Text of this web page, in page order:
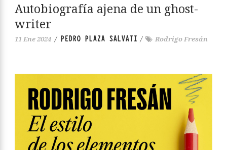
Autobiografía ajena de un ghost-
writer
11 Ene 2024 / PEDRO PLAZA SALVATI / Rodrigo Fresán